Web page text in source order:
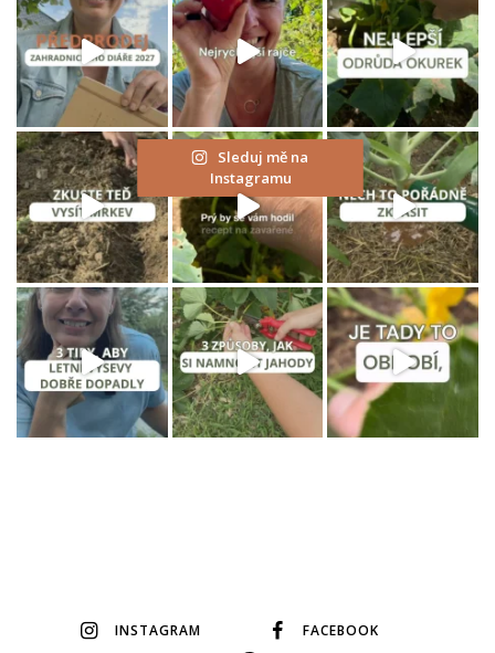
.
K
O
N
E
Ě
!
Sleduj mě na
Instagramu
INSTAGRAM
FACEBOOK